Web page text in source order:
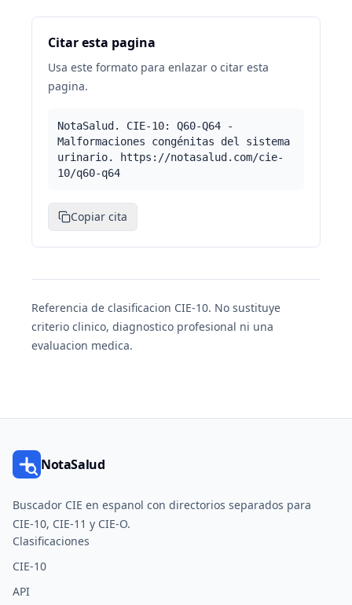
Citar esta pagina
Usa este formato para enlazar o citar esta
pagina.
NotaSalud. CIE-10: Q60-Q64 -
Malformaciones congénitas del sistema
urinario. https://notasalud.com/cie-
10/q60-q64
Copiar cita
Referencia de clasificacion CIE-10. No sustituye
criterio clinico, diagnostico profesional ni una
evaluacion medica.
NotaSalud
Buscador CIE en espanol con directorios separados para
CIE-10, CIE-11 y CIE-O.
Clasificaciones
CIE-10
API